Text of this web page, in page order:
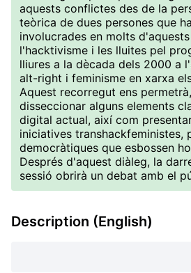
aquests conflictes des de la
teòrica de dues persones que
involucrades en molts
l'hacktivisme i les lluites pel
lliures a la dècada dels 2000 a
alt-right i feminisme en xarxa
Aquest recorregut ens
disseccionar alguns elements
digital actual, així com
iniciatives transhackfeministes,
democràtiques que esbossen
Després d'aquest diàleg, la
sessió obrirà un debat amb el
Description (English)